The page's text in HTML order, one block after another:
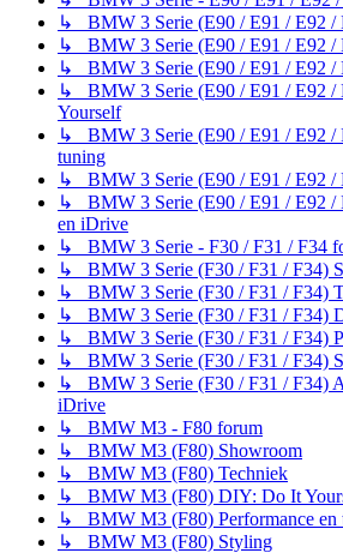
↳ BMW 3 Serie (E90 / E91 / E92 /
↳ BMW 3 Serie (E90 / E91 / E92 /
↳ BMW 3 Serie (E90 / E91 / E92 /
↳ BMW 3 Serie (E90 / E91 / E92 /
Yourself
↳ BMW 3 Serie (E90 / E91 / E92 /
tuning
↳ BMW 3 Serie (E90 / E91 / E92 /
↳ BMW 3 Serie (E90 / E91 / E92 /
en iDrive
↳ BMW 3 Serie - F30 / F31 / F34
↳ BMW 3 Serie (F30 / F31 / F34)
↳ BMW 3 Serie (F30 / F31 / F34)
↳ BMW 3 Serie (F30 / F31 / F34)
↳ BMW 3 Serie (F30 / F31 / F34)
↳ BMW 3 Serie (F30 / F31 / F34)
↳ BMW 3 Serie (F30 / F31 / F34)
iDrive
↳ BMW M3 - F80 forum
↳ BMW M3 (F80) Showroom
↳ BMW M3 (F80) Techniek
↳ BMW M3 (F80) DIY: Do It
↳ BMW M3 (F80) Performance en
↳ BMW M3 (F80) Styling